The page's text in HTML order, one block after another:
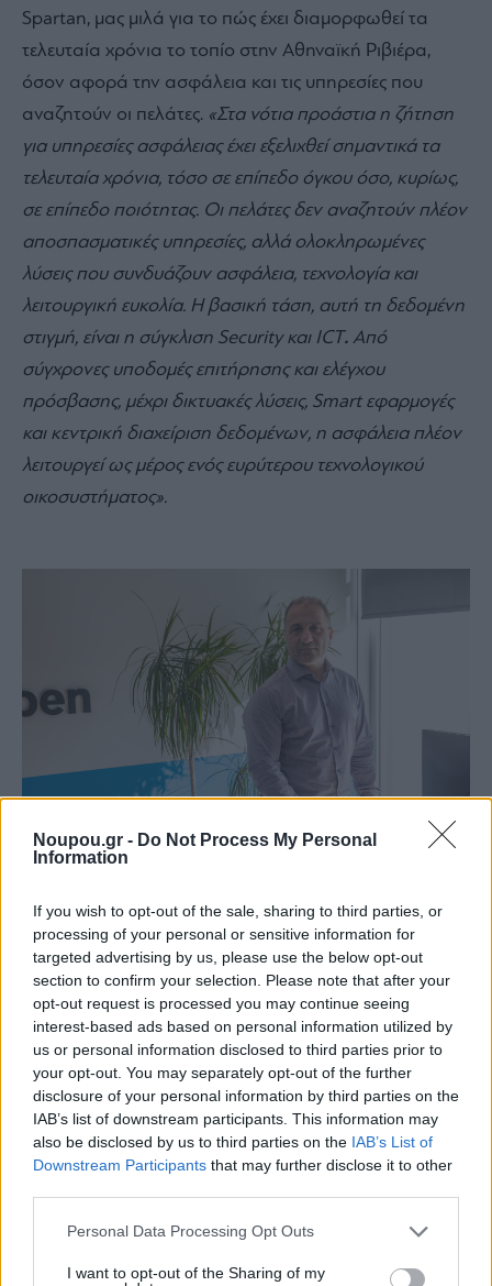
Noupou.gr - Do Not Process My Personal
Information
If you wish to opt-out of the sale, sharing to third parties, or
processing of your personal or sensitive information for
targeted advertising by us, please use the below opt-out
section to confirm your selection. Please note that after your
opt-out request is processed you may continue seeing
interest-based ads based on personal information utilized by
us or personal information disclosed to third parties prior to
your opt-out. You may separately opt-out of the further
disclosure of your personal information by third parties on the
IAB’s list of downstream participants. This information may
also be disclosed by us to third parties on the IAB’s List of
Downstream Participants that may further disclose it to other
Please note that this website/app uses one or more Google
not limited to your visit or usage behaviour. You may click to
Personal Data Processing Opt Outs
I want to opt-out of the Sharing of my
Spartan, μας μιλά για το πώς έχει διαμορφωθεί τα
τελευταία χρόνια το τοπίο στην Αθηναϊκή Ριβιέρα,
όσον αφορά την ασφάλεια και τις υπηρεσίες που
αναζητούν οι πελάτες. «Στα νότια προάστια η ζήτηση
για υπηρεσίες ασφάλειας έχει εξελιχθεί σημαντικά τα
τελευταία χρόνια, τόσο σε επίπεδο όγκου όσο, κυρίως,
σε επίπεδο ποιότητας. Οι πελάτες δεν αναζητούν πλέον
αποσπασματικές υπηρεσίες, αλλά ολοκληρωμένες
λύσεις που συνδυάζουν ασφάλεια, τεχνολογία και
λειτουργική ευκολία. Η βασική τάση, αυτή τη δεδομένη
στιγμή, είναι η σύγκλιση Security και ICT. Από
σύγχρονες υποδομές επιτήρησης και ελέγχου
πρόσβασης, μέχρι δικτυακές λύσεις, Smart εφαρμογές
και κεντρική διαχείριση δεδομένων, η ασφάλεια πλέον
λειτουργεί ως μέρος ενός ευρύτερου τεχνολογικού
οικοσυστήματος».
Η Spartan έχει επενδύσει στρατηγικά σε αυτό το
μοντέλο, λειτουργώντας ως ενιαίος πάροχος
ολοκληρωμένων λύσεων Security& ICT, με πληθώρα
υπηρεσιών και προϊόντων που σχεδιάζονται και
υλοποιούνται συνδυαστικά. Τι σημαίνει, στην πράξη, η
παροχή ολοκληρωμένων υπηρεσιών ασφαλείας και
ποιο είναι το pain point που επιτυχώς εξαλείφει η
Spartan;«Το πιο συχνό pain point που συναντάμε είναι
ο κατακερματισμός, δηλαδή, όταν υπάρχουν
διαφορετικοί πάροχοι για φύλαξη, τεχνολογία, δίκτυα